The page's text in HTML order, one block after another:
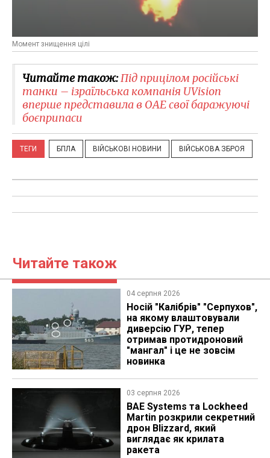
Момент знищення цілі
Читайте також:Під прицілом російські
танки – ізраїльська компанія UVision
вперше представила в ОАЕ свої баражуючі
боєприпаси
ТЕГИ БПЛА ВІЙСЬКОВІ НОВИНИ ВІЙСЬКОВА ЗБРОЯ
Читайте також
04 серпня 2026
Носій "Калібрів" "Серпухов",
на якому влаштовували
диверсію ГУР, тепер
отримав протидроновий
"мангал" і це не зовсім
новинка
03 серпня 2026
BAE Systems та Lockheed
Martin розкрили секретний
дрон Blizzard, який
виглядає як крилата
ракета